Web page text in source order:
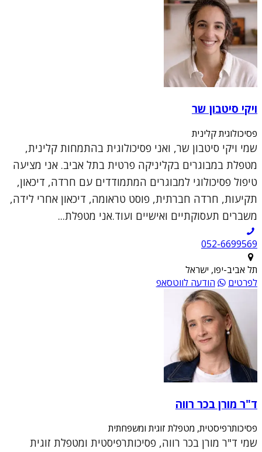
ויקי סיטבון שר
פסיכולוגית קלינית
שמי ויקי סיטבון שר, ואני פסיכולוגית בהתמחות קלינית,
מטפלת במבוגרים בקליניקה פרטית בתל אביב. אני מציעה
טיפול פסיכולוגי למבוגרים המתמודדים עם חרדה, דיכאון,
תקיעות, חרדה חברתית, פוסט טראומה, דיכאון אחרי לידה,
משברים תעסוקתיים ואישיים ועוד.אני מטפלת...
052-6699569
תל אביב-יפו, ישראל
לפרטים
הודעה לווטסאפ
ד"ר מורן בכר רווה
פסיכותרפיסטית, מטפלת זוגית ומשפחתית
שמי ד"ר מורן בכר רווה, פסיכותרפיסטית ומטפלת זוגית